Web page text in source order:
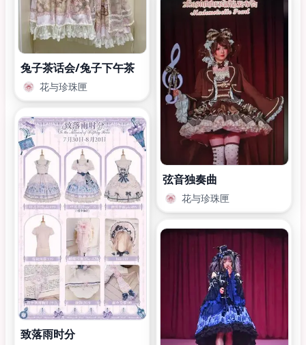
兔子茶话会/兔子下午茶
花与珍珠匣
弦音独奏曲
花与珍珠匣
致落雨时分